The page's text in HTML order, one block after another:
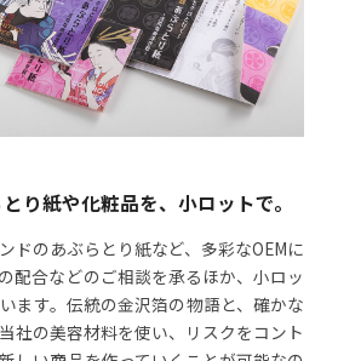
り紙や化粧品を、小ロットで。
ドのあぶらとり紙など、多彩なOEMに
配合などのご相談を承るほか、小ロッ
ます。伝統の金沢箔の物語と、確かな
社の美容材料を使い、リスクをコント